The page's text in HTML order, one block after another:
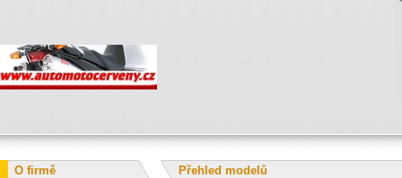
Přehled modelů
O firmě